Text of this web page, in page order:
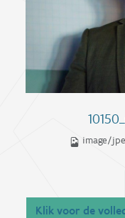
image/
Klik voor de